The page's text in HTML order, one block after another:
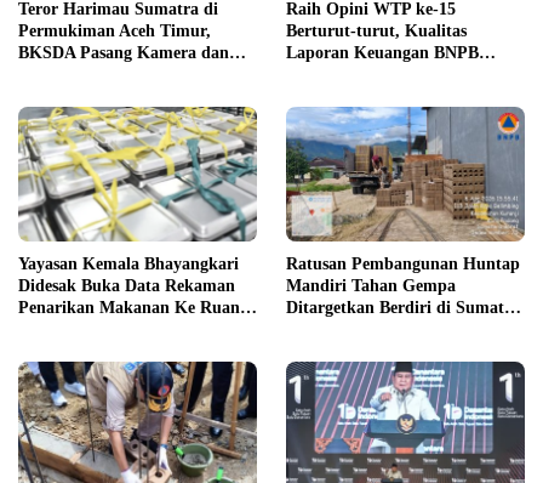
Teror Harimau Sumatra di
Permukiman Aceh Timur,
BKSDA Pasang Kamera dan
Raih Opini WTP ke-15
Berturut-turut, Kualitas
Laporan Keuangan BNPB
Yayasan Kemala Bhayangkari
Didesak Buka Data Rekaman
Penarikan Makanan Ke Ruang
Ratusan Pembangunan Huntap
Mandiri Tahan Gempa
Ditargetkan Berdiri di Sumatra